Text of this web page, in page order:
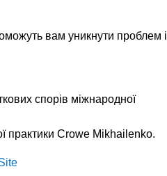
вам уникнути проблем і
спорів міжнародної
практики Crowe Mikhailenko.